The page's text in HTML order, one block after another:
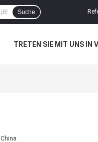
Suche
TRETEN SIE MIT UNS IN
China